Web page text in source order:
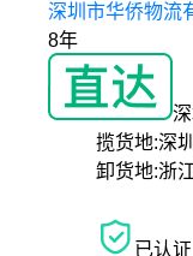
深圳市华侨物流
8年
深
揽货地:深
卸货地:浙
已认证